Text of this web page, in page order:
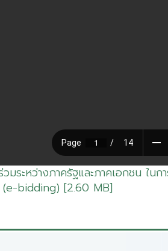
มระหว่างภาครัฐและภาคเอกชน
(e-bidding) [2.60 MB]